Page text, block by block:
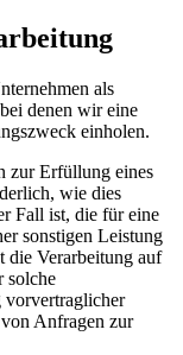
als
denen wir eine
einholen.
zur Erfüllung eines
wie dies
Fall ist, die für eine
sonstigen Leistung
die Verarbeitung auf
solche
vorvertraglicher
Anfragen zur